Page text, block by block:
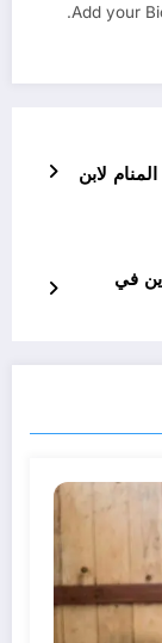
Add your
لابن
في